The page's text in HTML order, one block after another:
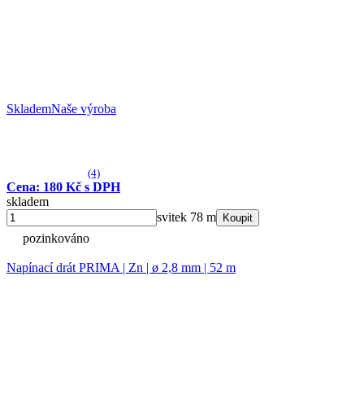
SklademNaše výroba
(4)
Cena: 180 Kč s DPH
skladem
svitek 78 m
Koupit
pozinkováno
Napínací drát PRIMA | Zn | ø 2,8 mm | 52 m